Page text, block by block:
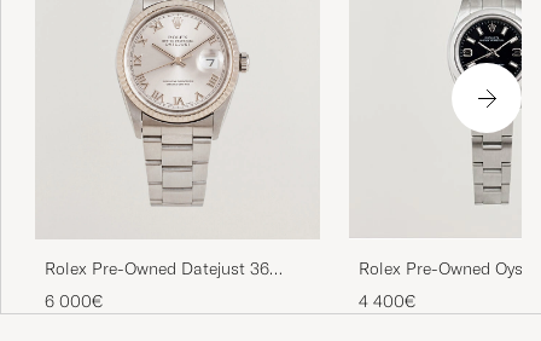
Rolex Pre-Owned Datejust 36
16234
6 000€
Rolex Pre-Owned
4 400€